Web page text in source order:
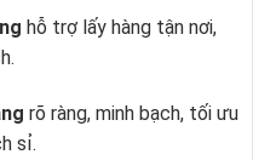
hỗ trợ lấy hàng tận nơi,
rõ ràng, minh bạch, tối ưu
sỉ.